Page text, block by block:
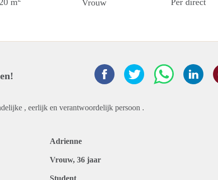
m Vrouw Per direct
, eerlijk en verantwoordelijk persoon .
Adrienne
Vrouw, 36 jaar
Student